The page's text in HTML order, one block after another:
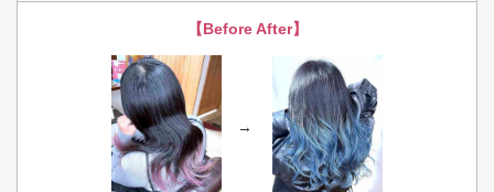
【Before After】
→